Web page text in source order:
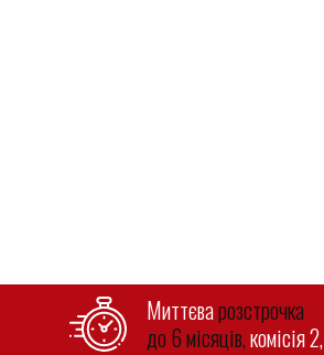
Миттєварозстрочка
до 6 місяців,комісія